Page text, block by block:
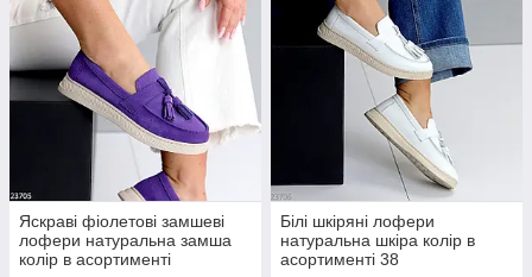
Яскраві фіолетові замшеві
лофери натуральна замша
колір в асортименті
Білі шкіряні лофери
натуральна шкіра колір в
асортименті 38